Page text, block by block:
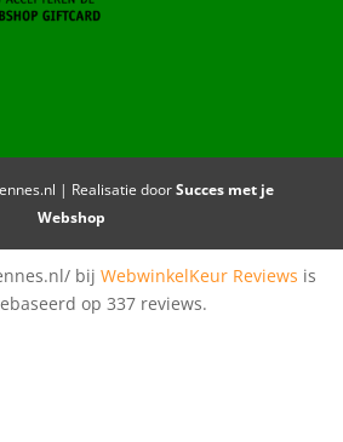
| Realisatie doorSucces met je
Webshop
bij WebwinkelKeur Reviews is
op 337 reviews.